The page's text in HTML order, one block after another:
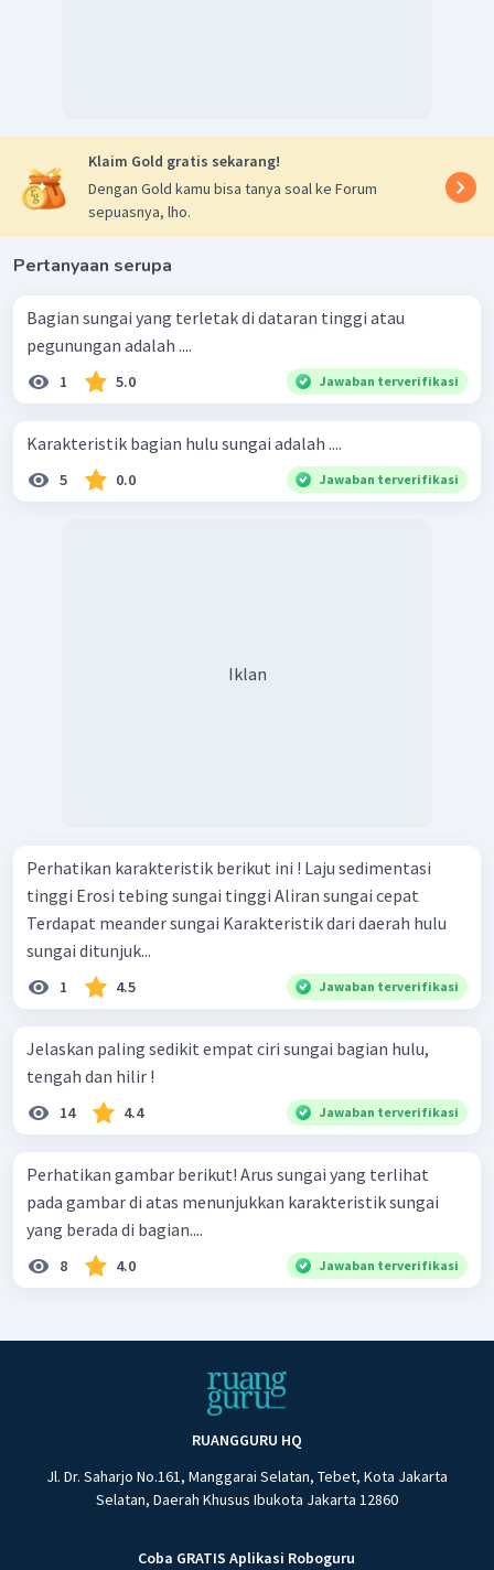
Klaim Gold gratis sekarang!
Dengan Gold kamu bisa tanya soal ke Forum
sepuasnya, lho.
Pertanyaan serupa
Bagian sungai yang terletak di dataran tinggi atau
pegunungan adalah ....
1 5.0 Jawaban terverifikasi
Karakteristik bagian hulu sungai adalah ....
5 0.0 Jawaban terverifikasi
Iklan
Perhatikan karakteristik berikut ini ! Laju sedimentasi
tinggi Erosi tebing sungai tinggi Aliran sungai cepat
Terdapat meander sungai Karakteristik dari daerah hulu
sungai ditunjuk...
1 4.5 Jawaban terverifikasi
Jelaskan paling sedikit empat ciri sungai bagian hulu,
tengah dan hilir !
14 4.4 Jawaban terverifikasi
Perhatikan gambar berikut! Arus sungai yang terlihat
pada gambar di atas menunjukkan karakteristik sungai
yang berada di bagian....
8 4.0 Jawaban terverifikasi
RUANGGURU HQ
Jl. Dr. Saharjo No.161, Manggarai Selatan, Tebet, Kota Jakarta
Selatan, Daerah Khusus Ibukota Jakarta 12860
Coba GRATIS Aplikasi Roboguru